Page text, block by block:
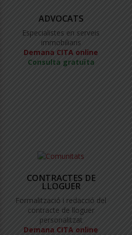
ADVOCATS
Especialistes en serveis
immobiliaris
Demana CITA online
Consulta gratuïta
CONTRACTES DE
LLOGUER
Formalització i redacció del
contracte de lloguer
personalitzat
Demana CITA online